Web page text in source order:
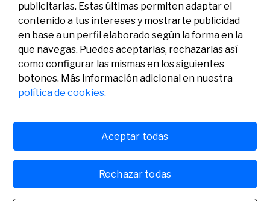
Legal
Aviso legal
Política de privacidad
Actividad
Convocatorias
Premios
Social
© Fundación Banco Sabadell 2024 todos los derechos
publicitarias. Estas últimas permiten adaptar el
contenido a tus intereses y mostrarte publicidad
en base a un perfil elaborado según la forma en la
que navegas. Puedes aceptarlas, rechazarlas así
como configurar las mismas en los siguientes
botones. Más información adicional en nuestra
política de cookies.
Rechazar todas
Aceptar todas